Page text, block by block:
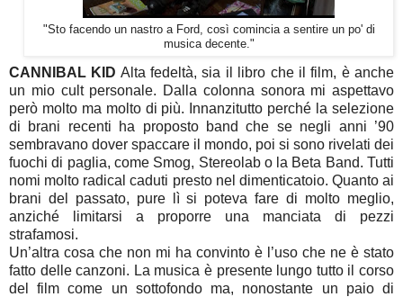
"Sto facendo un nastro a Ford, così comincia a sentire un po' di
musica decente."
CANNIBAL KID Alta fedeltà, sia il libro che il film, è anche
un mio cult personale. Dalla colonna sonora mi aspettavo
però molto ma molto di più. Innanzitutto perché la selezione
di brani recenti ha proposto band che se negli anni ’90
sembravano dover spaccare il mondo, poi si sono rivelati dei
fuochi di paglia, come Smog, Stereolab o la Beta Band. Tutti
nomi molto radical caduti presto nel dimenticatoio. Quanto ai
brani del passato, pure lì si poteva fare di molto meglio,
anziché limitarsi a proporre una manciata di pezzi
strafamosi.
Un’altra cosa che non mi ha convinto è l’uso che ne è stato
fatto delle canzoni. La musica è presente lungo tutto il corso
del film come un sottofondo ma, nonostante un paio di